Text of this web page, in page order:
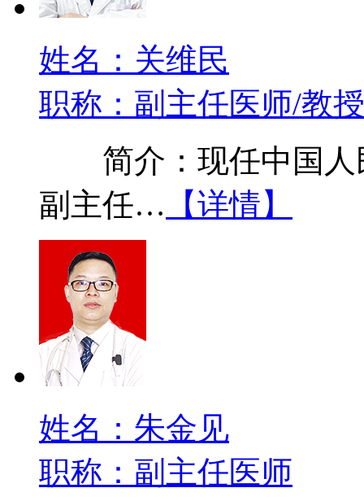
姓名：关维民
职称：副主任医师/教授
简介：现任中国人
副主任… 【详情】
姓名：朱金见
职称：副主任医师